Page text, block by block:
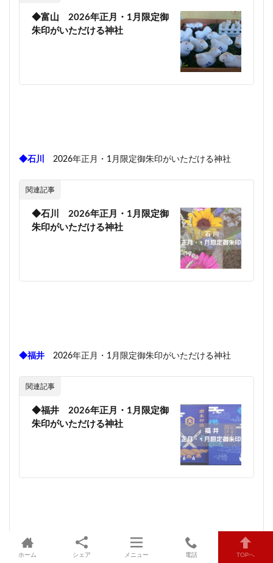
◆富山 2026年正月・1月限定御
朱印がいただける神社
◆石川 2026年正月・1月限定御朱印がいただける神社
関連記事
◆石川 2026年正月・1月限定御
朱印がいただける神社
◆福井 2026年正月・1月限定御朱印がいただける神社
関連記事
◆福井 2026年正月・1月限定御
朱印がいただける神社
◆山梨 2026年正月・1月限定御朱印がいただける神社
ホーム シェア メニュー 電話 TOPへ